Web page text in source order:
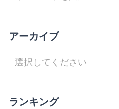
アーカイブ
ランキング